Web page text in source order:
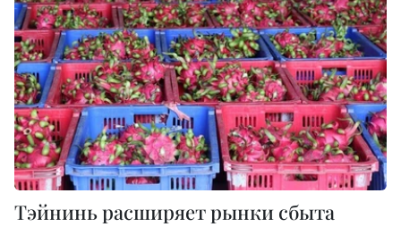
Тэйнинь расширяет рынки сбыта